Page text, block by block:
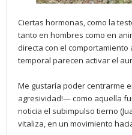
Ciertas hormonas, como la
tanto en hombres como en
directa con el
temporal parecen activar el
Me gustaría poder centrarme
agresividad!— como aquella
noticia el subimpulso tierno
vitaliza, en un movimiento